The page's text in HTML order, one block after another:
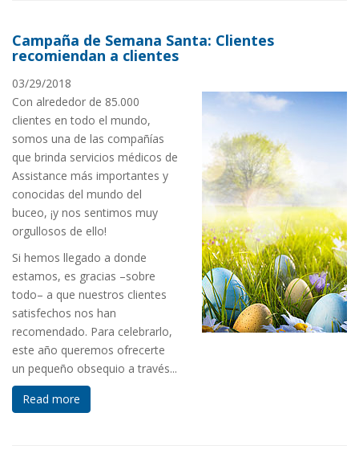
Campaña de Semana Santa: Clientes
recomiendan a clientes
03/29/2018
Con alrededor de 85.000
clientes en todo el mundo,
somos una de las compañías
que brinda servicios médicos de
Assistance más importantes y
conocidas del mundo del
buceo, ¡y nos sentimos muy
orgullosos de ello!
Si hemos llegado a donde
estamos, es gracias –sobre
todo– a que nuestros clientes
satisfechos nos han
recomendado. Para celebrarlo,
este año queremos ofrecerte
un pequeño obsequio a través...
Read more